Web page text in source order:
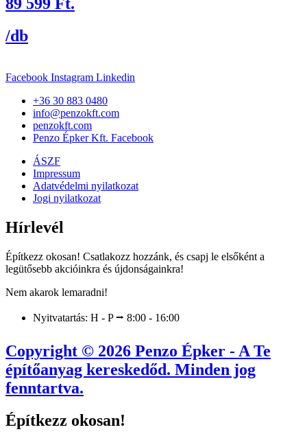
/db
Facebook Instagram Linkedin
+36 30 883 0480
info@penzokft.com
penzokft.com
Penzo Épker Kft. Facebook
ÁSZF
Impressum
Adatvédelmi nyilatkozat
Jogi nyilatkozat
Hírlevél
Építkezz okosan! Csatlakozz hozzánk, és csapj le elsőként a
legütősebb akcióinkra és újdonságainkra!
Nem akarok lemaradni!
Nyitvatartás: H - P ⭢ 8:00 - 16:00
Copyright © 2026 Penzo Épker - A Te
építőanyag kereskedőd. Minden jog
fenntartva.
Építkezz okosan!